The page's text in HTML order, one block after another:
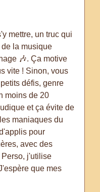
mettre, un truc qui
la musique
🎶. Ça motive
vite ! Sinon, vous
défis, genre
moins de 20
et ça évite de
maniaques du
pour
avec des
j'utilise
que mes